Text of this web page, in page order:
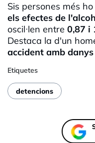
Sis persones més
els efectes de
oscil·len entre 0,87 i
Destaca la d'un
accident amb
Etiquetes
detencions